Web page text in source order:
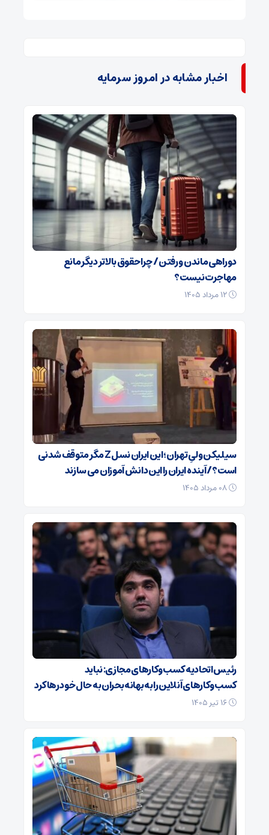
اخبار مشابه در امروز سرمایه
دوراهی ماندن و رفتن / چرا حقوق بالاتر دیگر مانع
مهاجرت نیست؟
سیلیکن ولیِ تهران؛ این ایران نسل Z مگر متوقف شدنی
است؟ / آینده ایران را این دانش آموزان می سازند
رئیس اتحادیه کسب‌وکارهای مجازی: نباید
کسب‌وکارهای آنلاین را به بهانه بحران به حال خود رها کرد